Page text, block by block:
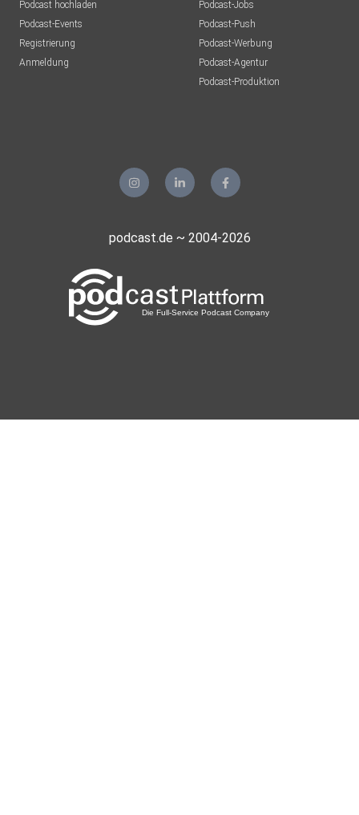
Podcast hochladen
Podcast-Events
Registrierung
Anmeldung
Podcast-Jobs
Podcast-Push
Podcast-Werbung
Podcast-Agentur
Podcast-Produktion
podcast.de ~ 2004-2026